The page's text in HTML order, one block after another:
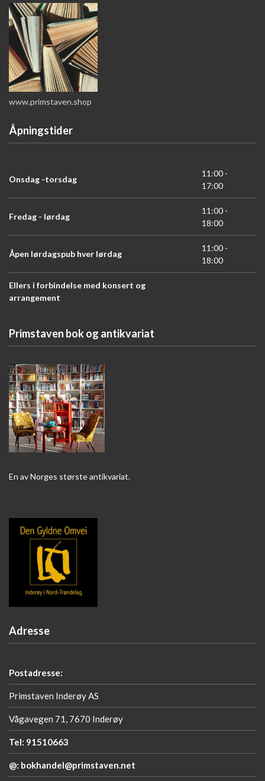
www.primstaven.shop
Åpningstider
Onsdag -torsdag
11:00 -
17:00
Fredag - lørdag
11:00 -
18:00
Åpen lørdagspub hver lørdag
11:00 -
18:00
Ellers i forbindelse med konsert og
arrangement
Primstaven bok og antikvariat
En av Norges største antikvariat.
Adresse
Postadresse:
Primstaven Inderøy AS
Vågavegen 71, 7670 Inderøy
Tel: 91510663
@: bokhandel@primstaven.net